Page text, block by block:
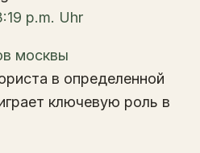
p.m. Uhr
москвы
в определенной
ключевую роль в